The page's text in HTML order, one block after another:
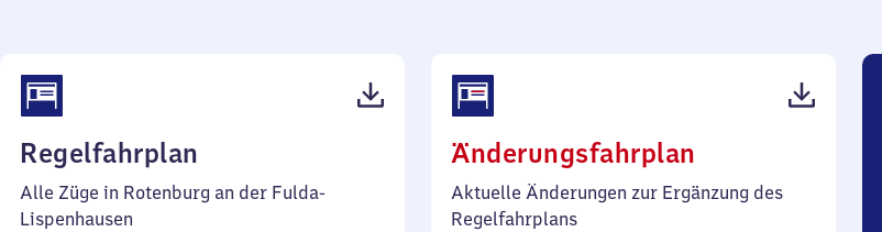
Regelfahrplan
45
Alle Züge in Rotenburg an der Fulda-
Lispenhausen
Änderungsfahrplan
99
Aktuelle Änderungen zur Ergänzung des
Regelfahrplans